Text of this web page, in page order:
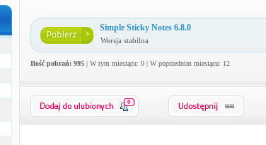
Simple Sticky Notes 6.8.0
Wersja stabilna
Ilość pobrań: 995| W tym miesiącu: 0 | W poprzednim miesiącu: 12
0